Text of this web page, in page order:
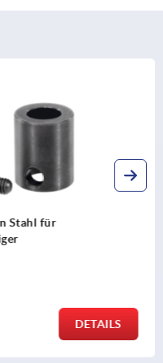
Handräder für
31,92 €
zzgl. Versandkosten